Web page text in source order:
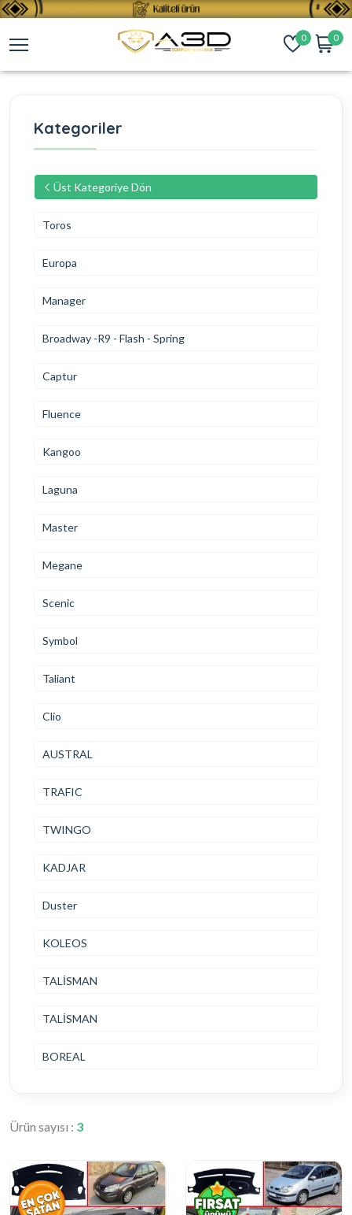
0 0
Kategoriler
Üst Kategoriye Dön
Toros
Europa
Manager
Broadway -R9 - Flash - Spring
Captur
Fluence
Kangoo
Laguna
Master
Megane
Scenic
Symbol
Taliant
Clio
AUSTRAL
TRAFIC
TWINGO
KADJAR
Duster
KOLEOS
TALİSMAN
TALİSMAN
BOREAL
Ürün sayısı : 3